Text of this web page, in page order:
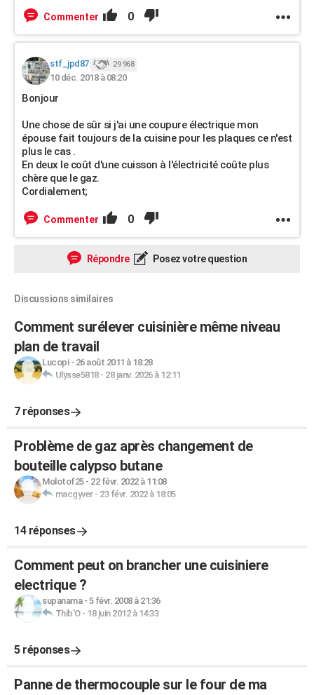
Commenter 0
stf_jpd87 29 968
10 déc. 2018 à 08:20
Bonjour
Une chose de sûr si j'ai une coupure électrique mon
épouse fait toujours de la cuisine pour les plaques ce n'est
plus le cas .
En deux le coût d'une cuisson à l'électricité coûte plus
chère que le gaz.
Cordialement;
Commenter 0
Répondre Posez votre question
Discussions similaires
Comment surélever cuisinière même niveau
plan de travail
Lucopi- 26 août 2011 à 18:28
Ulysse5818- 28 janv. 2026 à 12:11
7 réponses
Problème de gaz après changement de
bouteille calypso butane
Molotof25- 22 févr. 2022 à 11:08
macgyver- 23 févr. 2022 à 18:05
14 réponses
Comment peut on brancher une cuisiniere
electrique ?
supanama- 5 févr. 2008 à 21:36
Thib'O- 18 juin 2012 à 14:33
5 réponses
Panne de thermocouple sur le four de ma